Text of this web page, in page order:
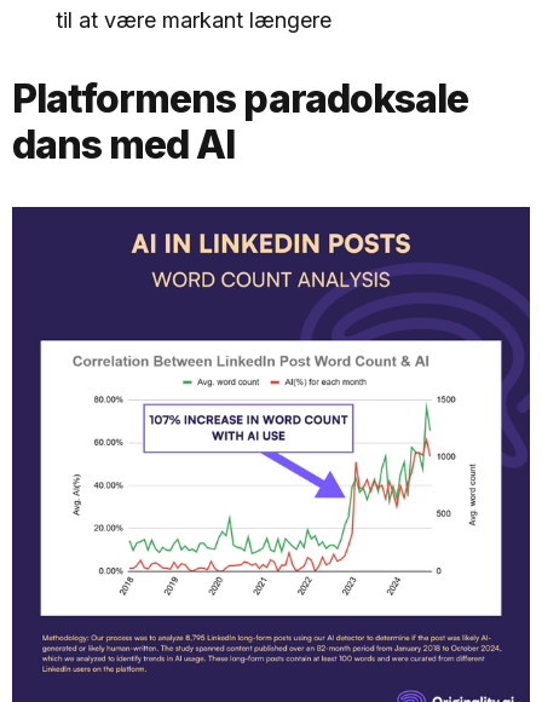
til at være markant længere
Platformens paradoksale
dans med AI